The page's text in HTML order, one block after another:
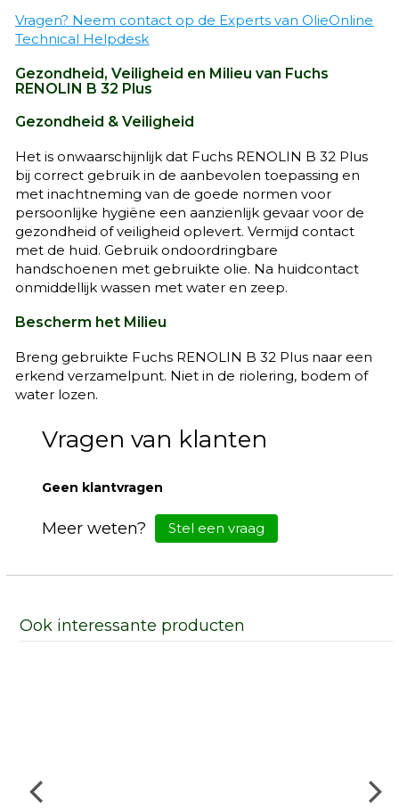
Vragen? Neem contact op de Experts van OlieOnline
Technical Helpdesk
Gezondheid, Veiligheid en Milieu van Fuchs
RENOLIN B 32 Plus
Gezondheid & Veiligheid
Het is onwaarschijnlijk dat Fuchs RENOLIN B 32 Plus
bij correct gebruik in de aanbevolen toepassing en
met inachtneming van de goede normen voor
persoonlijke hygiëne een aanzienlijk gevaar voor de
gezondheid of veiligheid oplevert. Vermijd contact
met de huid. Gebruik ondoordringbare
handschoenen met gebruikte olie. Na huidcontact
onmiddellijk wassen met water en zeep.
Bescherm het Milieu
Breng gebruikte Fuchs RENOLIN B 32 Plus naar een
erkend verzamelpunt. Niet in de riolering, bodem of
water lozen.
Vragen van klanten
Geen klantvragen
Meer weten? Stel een vraag
Ook interessante producten